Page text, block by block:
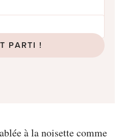
PARTI !
à la noisette comme